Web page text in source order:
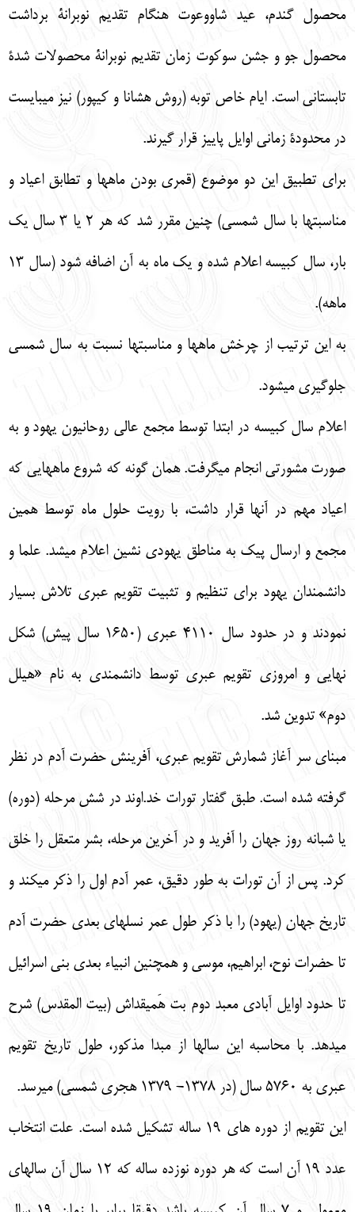
محصول گندم، عيد شاووعوت هنگام تقديم نوبرانة برداشت
محصول جو و جشن سوكوت زمان تقديم نوبرانة محصولات شدة
تابستاني است. ايام خاص توبه (روش هشانا و كيپور) نيز ميبايست
در محدودة زماني اوايل پاييز قرار گيرند.
براي تطبيق اين دو موضوع (قمري بودن ماهها و تطابق اعياد و
مناسبتها با سال شمسي) چنين مقرر شد كه هر 2 يا 3 سال يك
بار، سال كبيسه اعلام شده و يك ماه به آن اضافه شود (سال 13
ماهه).
به اين ترتيب از چرخش ماهها و مناسبتها نسبت به سال شمسي
جلوگيري ميشود.
اعلام سال كبيسه در ابتدا توسط مجمع عالي روحانيون يهود و به
صورت مشورتي انجام ميگرفت. همان گونه كه شروع ماههايي كه
اعياد مهم در آنها قرار داشت، با رويت حلول ماه توسط همين
مجمع و ارسال پيك به مناطق يهودي نشين اعلام ميشد. علما و
دانشمندان يهود براي تنظيم و تثبيت تقويم عبري تلاش بسيار
نمودند و در حدود سال 4110 عبري (1650 سال پيش) شكل
نهايي و امروزي تقويم عبري توسط دانشمندي به نام «هيلل
دوم» تدوين شد.
مبناي سر آغاز شمارش تقويم عبري، آفرينش حضرت آدم در نظر
گرفته شده است. طبق گفتار تورات خد.اوند در شش مرحله (دوره)
يا شبانه روز جهان را آفريد و در آخرين مرحله، بشر متعقل را خلق
كرد. پس از آن تورات به طور دقيق، عمر آدم اول را ذكر ميكند و
تاريخ جهان (يهود) را با ذكر طول عمر نسلهاي بعدي حضرت آدم
تا حضرات نوح، ابراهيم، موسي و همچنين انبياء بعدي بني اسرائيل
تا حدود اوايل آبادي معبد دوم بت هَميقداش (بيت المقدس) شرح
ميدهد. با محاسبه اين سالها از مبدا مذكور، طول تاريخ تقويم
عبري به 5760 سال (در 1378- 1379 هجري شمسي) ميرسد.
اين تقويم از دوره هاي 19 ساله تشكيل شده است. علت انتخاب
عدد 19 آن است كه هر دوره نوزده ساله كه 12 سال آن سالهاي